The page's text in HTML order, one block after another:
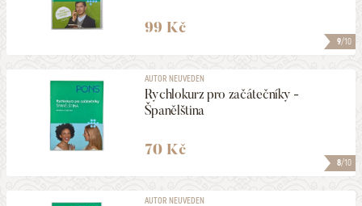
9/10
99 Kč
8/10
AUTOR NEUVEDEN
Rychlokurz pro začátečníky -
Španělština
70 Kč
AUTOR NEUVEDEN